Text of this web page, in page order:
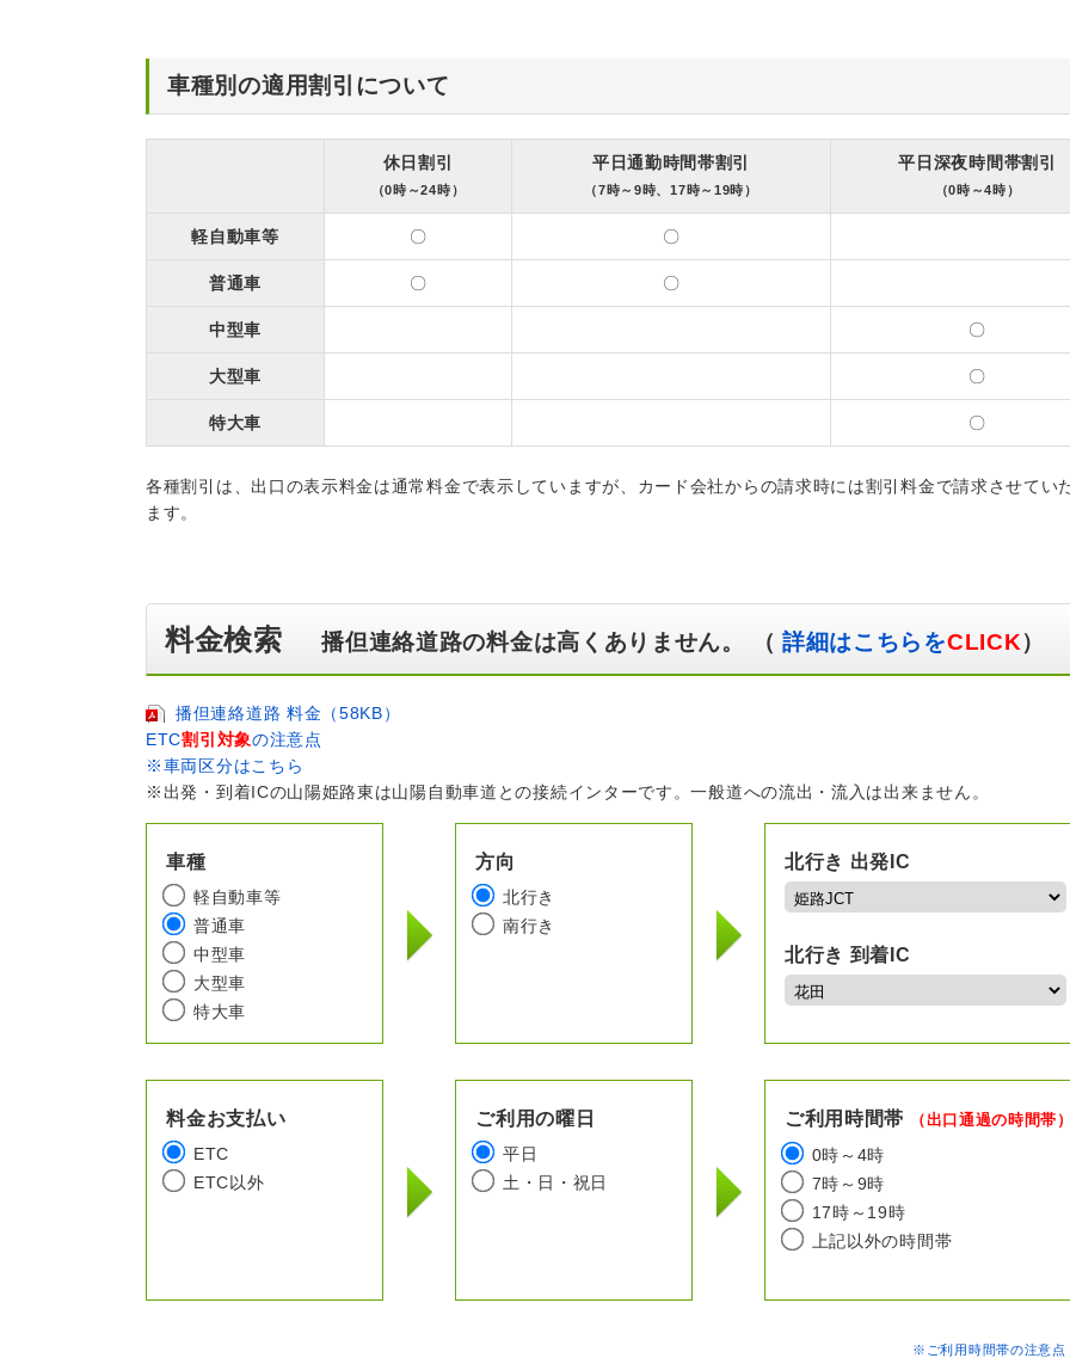
車種別の適用割引について
休日割引
（0時～24時）
平日通勤時間帯割引
（7時～9時、17時～19時）
平日深夜時間帯割引
（0時～4時）
軽自動車等 〇 〇
普通車 〇 〇
中型車 〇
大型車 〇
特大車 〇
各種割引は、出口の表示料金は通常料金で表示していますが、カード会社からの請求時には割引料金で請求させてい
ます。
料金検索播但連絡道路の料金は高くありません。 （ 詳細はこちらをCLICK）
播但連絡道路 料金（58KB）
ETC割引対象の注意点
※車両区分はこちら
※出発・到着ICの山陽姫路東は山陽自動車道との接続インターです。一般道への流出・流入は出来ません。
車種
軽自動車等
普通車
中型車
大型車
特大車
方向
北行き
南行き
北行き 出発IC
北行き 到着IC
料金お支払い
ETC
ETC以外
ご利用の曜日
平日
土・日・祝日
ご利用時間帯 （出口通過の時間帯
0時～4時
7時～9時
17時～19時
上記以外の時間帯
※ご利用時間帯の注意